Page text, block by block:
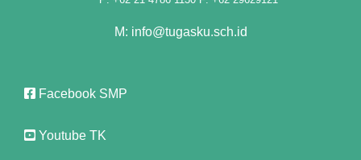
M: info@tugasku.sch.id
Facebook SMP
Youtube TK